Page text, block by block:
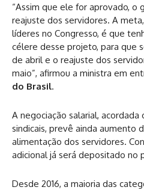
“Assim que ele for aprovado, o
reajuste dos servidores. A
líderes no Congresso, é que
célere desse projeto, para que
de abril e o reajuste dos
maio”, afirmou a ministra em
do Brasil.
A negociação salarial, acordada
sindicais, prevê ainda aumento
alimentação dos servidores.
adicional já será depositado no
Desde 2016, a maioria das